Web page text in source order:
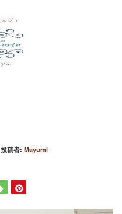
投稿者: Mayumi